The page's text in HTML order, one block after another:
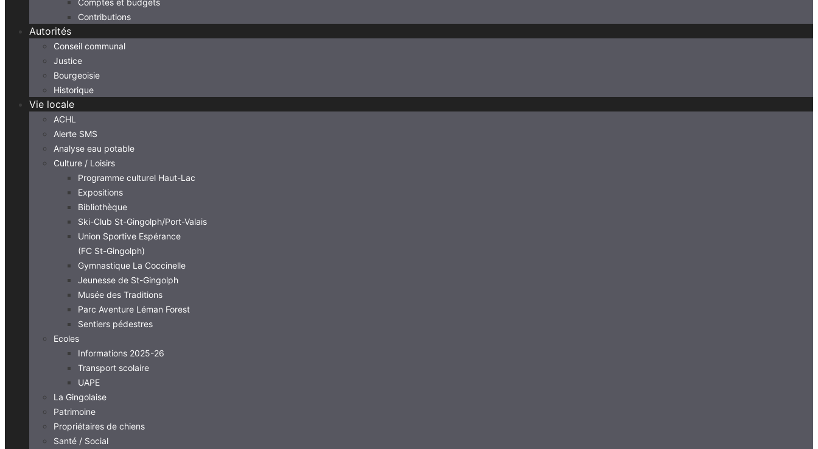
Contributions
Autorités
Conseil communal
Justice
Bourgeoisie
Historique
Vie locale
ACHL
Alerte SMS
Analyse eau potable
Culture / Loisirs
Programme culturel Haut-Lac
Expositions
Bibliothèque
Ski-Club St-Gingolph/Port-Valais
Union Sportive Espérance
(FC St-Gingolph)
Gymnastique La Coccinelle
Jeunesse de St-Gingolph
Musée des Traditions
Parc Aventure Léman Forest
Sentiers pédestres
Ecoles
Informations 2025-26
Transport scolaire
UAPE
La Gingolaise
Patrimoine
Propriétaires de chiens
Santé / Social